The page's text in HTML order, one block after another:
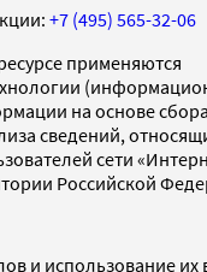
+7 (495) 565-32-06
применяются
на основе
сведений,
сети
Российской
и использование